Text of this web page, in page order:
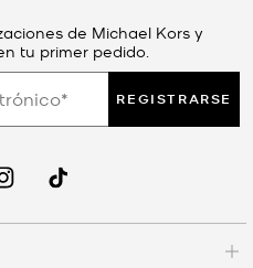
de Michael Kors y
tu primer pedido.
REGISTRARSE